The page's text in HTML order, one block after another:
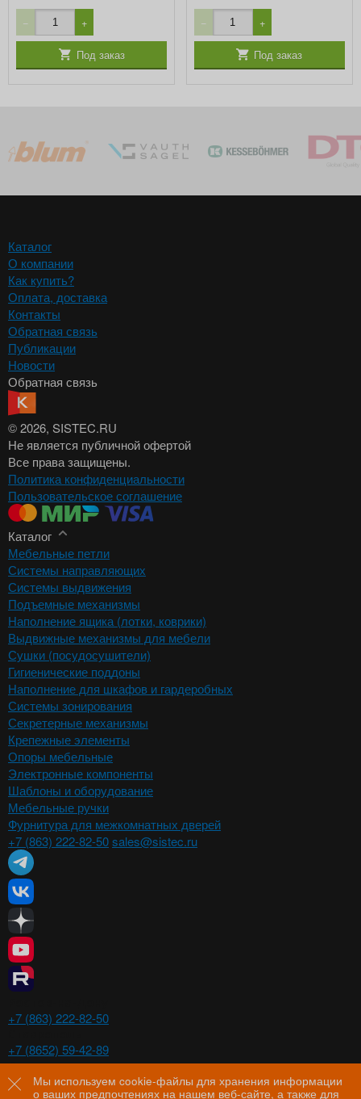
Мы используем cookie-файлы для хранения информации
о ваших предпочтениях на нашем веб-сайте, а также для
− +
Под заказ
− +
Под заказ
Каталог
О компании
Как купить?
Оплата, доставка
Контакты
Обратная связь
Публикации
Новости
Обратная связь
© 2026, SISTEC.RU
Не является публичной офертой
Все права защищены.
Политика конфиденциальности
Пользовательское соглашение
Каталог
Мебельные петли
Системы направляющих
Системы выдвижения
Подъемные механизмы
Наполнение ящика (лотки, коврики)
Выдвижные механизмы для мебели
Сушки (посудосушители)
Гигиенические поддоны
Наполнение для шкафов и гардеробных
Системы зонирования
Секретерные механизмы
Крепежные элементы
Опоры мебельные
Электронные компоненты
Шаблоны и оборудование
Мебельные ручки
Фурнитура для межкомнатных дверей
+7 (863) 222-82-50sales@sistec.ru
+7 (863) 222-82-50
+7 (8652) 59-42-89
Волгоград
+7 (8442) 29-00-21